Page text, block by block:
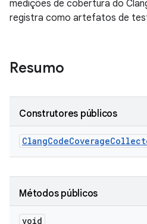
medições de cobertura do
registra como artefatos de
Resumo
Construtores públicos
ClangCodeCoverage
Métodos públicos
void